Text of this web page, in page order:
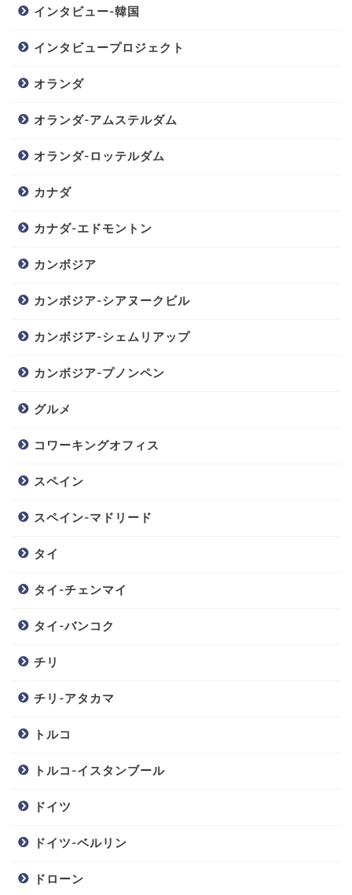
インタビュー-韓国
インタビュープロジェクト
オランダ
オランダ-アムステルダム
オランダ-ロッテルダム
カナダ
カナダ-エドモントン
カンボジア
カンボジア-シアヌークビル
カンボジア-シェムリアップ
カンボジア-プノンペン
グルメ
コワーキングオフィス
スペイン
スペイン-マドリード
タイ
タイ-チェンマイ
タイ-バンコク
チリ
チリ-アタカマ
トルコ
トルコ-イスタンブール
ドイツ
ドイツ-ベルリン
ドローン